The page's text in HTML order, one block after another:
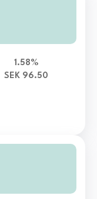
1.58%
SEK 96.50